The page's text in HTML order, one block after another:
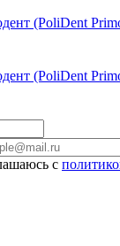
(PoliDent
(PoliDent
с